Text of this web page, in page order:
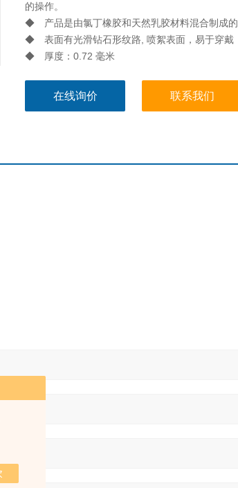
的操作。
◆ 产品是由氯丁橡胶和天然乳胶材料混合制成的
◆ 表面有光滑钻石形纹路, 喷絮表面，易于穿戴
◆ 厚度：0.72 毫米
在线询价 联系我们